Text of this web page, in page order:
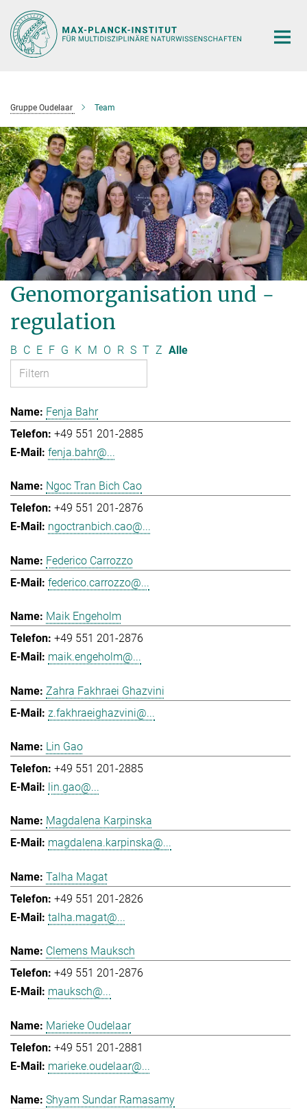
Hauptinhalt
Gruppe Oudelaar Team
Genomorganisation und -
regulation
B C E F G K M O R S T Z Alle
Fenja Bahr
+49 551 201-2885
fenja.bahr@...
Ngoc Tran Bich Cao
+49 551 201-2876
ngoctranbich.cao@...
Federico Carrozzo
federico.carrozzo@...
Maik Engeholm
+49 551 201-2876
maik.engeholm@...
Zahra Fakhraei Ghazvini
z.fakhraeighazvini@...
Lin Gao
+49 551 201-2885
lin.gao@...
Magdalena Karpinska
magdalena.karpinska@...
Talha Magat
+49 551 201-2826
talha.magat@...
Clemens Mauksch
+49 551 201-2876
mauksch@...
Marieke Oudelaar
+49 551 201-2881
marieke.oudelaar@...
Shyam Sundar Ramasamy